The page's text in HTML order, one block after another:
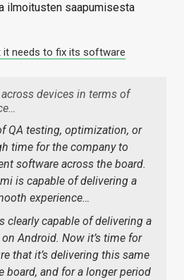
ilmoitusten saapumisesta
it needs to fix its software
devices in terms of
QA testing, optimization, or
time for the company to
software across the board.
is capable of delivering a
experience…
clearly capable of delivering a
Android. Now it’s time for
that it’s delivering this same
board, and for a longer period